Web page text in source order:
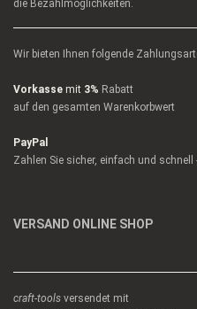
die Bezahlmöglichkeiten.
Wir bieten Ihnen folgende
Vorkasse mit 3% Rabatt
auf den gesamten Warenkorbwert
PayPal
Zahlen Sie sicher, einfach und schnell
VERSAND ONLINE SHOP
craft-tools versendet mit